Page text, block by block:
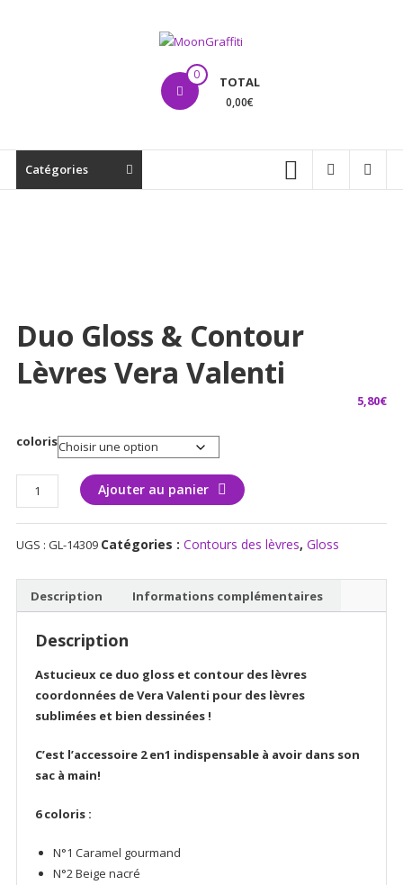
MoonGraffiti 0 TOTAL
0,00€
Catégories
Duo Gloss & Contour
Lèvres Vera Valenti
5,80€
coloris
quantité
de
Duo
Gloss
lèvres
Valenti
Ajouter au panier
UGS : GL-14309 Catégories : Contours des lèvres, Gloss
Description Informations complémentaires
Description
Astucieux ce duo gloss et contour des lèvres
coordonnées de Vera Valenti pour des lèvres
sublimées et bien dessinées !
C’est l’accessoire 2 en1 indispensable à avoir dans son
sac à main!
6 coloris :
N°1 Caramel gourmand
N°2 Beige nacré